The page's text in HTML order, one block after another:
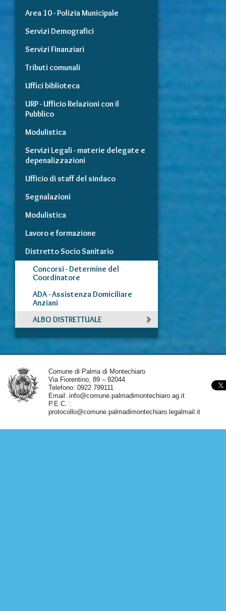
Area 10 - Polizia Municipale
Servizi Demografici
Servizi Finanziari
Tributi comunali
Uffici biblioteca
URP - Ufficio Relazioni con il
Pubblico
Modulistica
Servizi Legali - materie delegate e
depenalizzazioni
Ufficio di staff del sindaco
Segnalazioni
Modulistica
Lavoro e formazione
Distretto Socio Sanitario
Concorsi - Determine del
Coordinatore
ADA - Assistenza Domiciliare
Anziani
ALBO DISTRETTUALE
Comune di Palma di Montechiaro
Via Fiorentino, 89 – 92044
Telefono: 0922 799111
Email: info@comune.palmadimontechiaro.ag.it
P.E.C. :
protocollo@comune.palmadimontechiaro.legalmail.it